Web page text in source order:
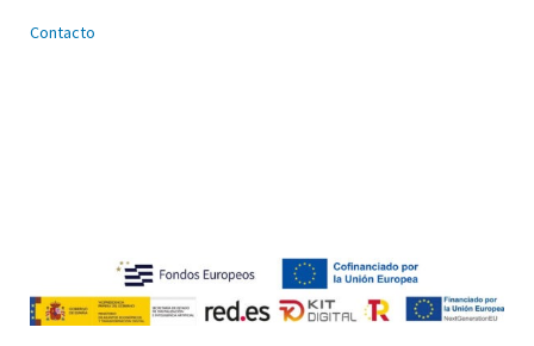
Contacto